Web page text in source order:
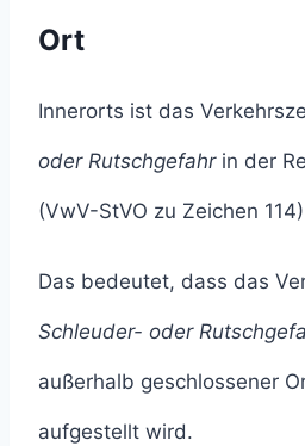
Ort
Innerorts ist das
oder Rutschgefahrin der
(VwV-StVO zu Zeichen
Das bedeutet, dass das
Schleuder- oder
außerhalb geschlossener
aufgestellt wird.